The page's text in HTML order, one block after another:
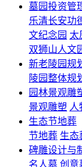
墓园投资管
乐清长安功
文纪念园 太
双狮山人文
新老陵园规
陵园整体规
园林景观雕
景观雕塑 人
生态节地葬
节地葬 生态
碑雕设计与
名人墓 创意